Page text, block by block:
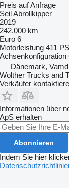
Preis auf Anfrage
Seil Abrollkipper
2019
242.000 km
Euro 6
Motorleistung 411
Achsenkonfiguration
Dänemark,
Wolther Trucks and
Verkäufer
Informationen über
ApS erhalten
Abonnieren
Indem Sie hier